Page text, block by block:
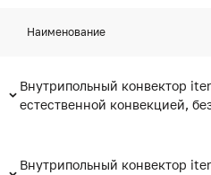
Наименование
Внутрипольный конвектор
естественной конвекцией,
Внутрипольный конвектор